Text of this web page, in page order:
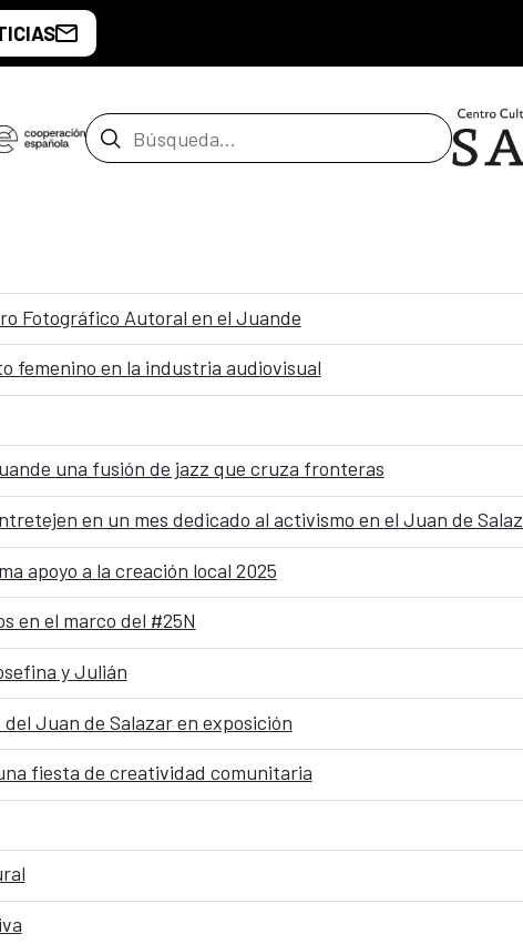
Barra de búsqueda
Fotográfico Autoral en el Juande
femenino en la industria audiovisual
una fusión de jazz que cruza fronteras
en un mes dedicado al activismo en el Juan de
apoyo a la creación local 2025
en el marco del #25N
y Julián
Juan de Salazar en exposición
fiesta de creatividad comunitaria